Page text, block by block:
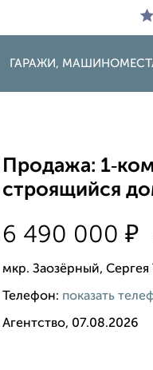
ГАРАЖИ,
Продажа:
строящийся
6 490 000₽
мкр. Заозёрный,
Телефон: показать
Агентство, 07.08.2026